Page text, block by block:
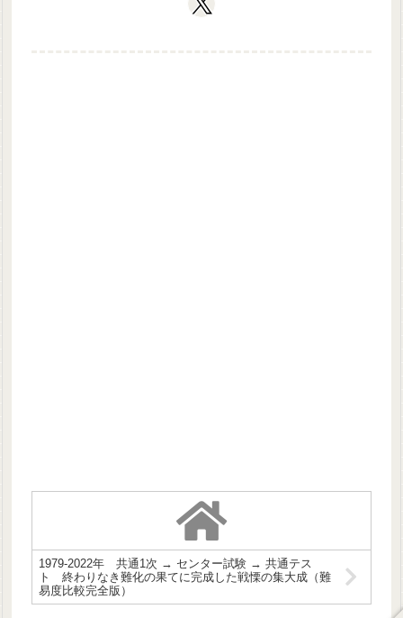
1979-2022年 共通1次 → センター試験 → 共通テス
ト 終わりなき難化の果てに完成した戦慄の集大成（難
易度比較完全版）